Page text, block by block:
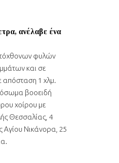
ανέλαβε ένα
φυλών
και σε
απόσταση 1 χλμ.
βοοειδή
χοίρου με
Θεσσαλίας, 4
Αγίου Νικάνορα, 25